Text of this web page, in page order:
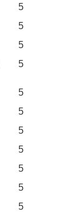
5
5
5
5
5
5
5
5
5
5
5